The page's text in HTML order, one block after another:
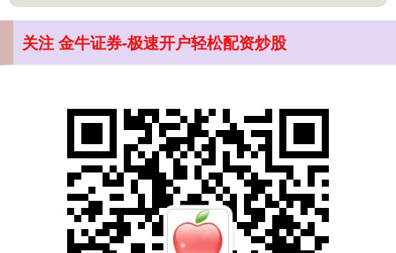
关注 金牛证券-极速开户轻松配资炒股